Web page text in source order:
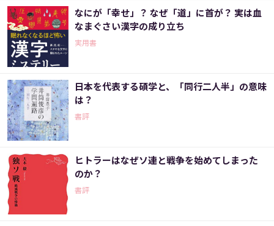
なにが「幸せ」？ なぜ「道」に首が？ 実は血
なまぐさい漢字の成り立ち
実用書
日本を代表する碩学と、「同行二人半」の意味
は？
書評
ヒトラーはなぜソ連と戦争を始めてしまった
のか？
書評